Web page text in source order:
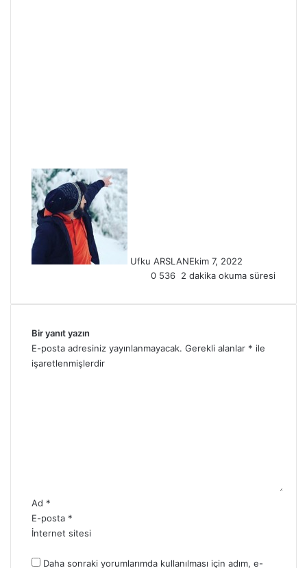
Ufku ARSLANEkim 7, 2022
0 536 2 dakika okuma süresi
Bir yanıt yazın
E-posta adresiniz yayınlanmayacak. Gerekli alanlar * ile
işaretlenmişlerdir
Ad *
E-posta *
İnternet sitesi
Daha sonraki yorumlarımda kullanılması için adım, e-